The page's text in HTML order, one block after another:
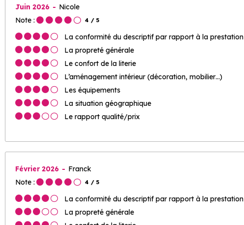
Juin 2026
Nicole
Note :
4 / 5
La conformité du descriptif par rapport à la prestation
La propreté générale
Le confort de la literie
L’aménagement intérieur (décoration, mobilier…)
Les équipements
La situation géographique
Le rapport qualité/prix
Février 2026
Franck
Note :
4 / 5
La conformité du descriptif par rapport à la prestation
La propreté générale